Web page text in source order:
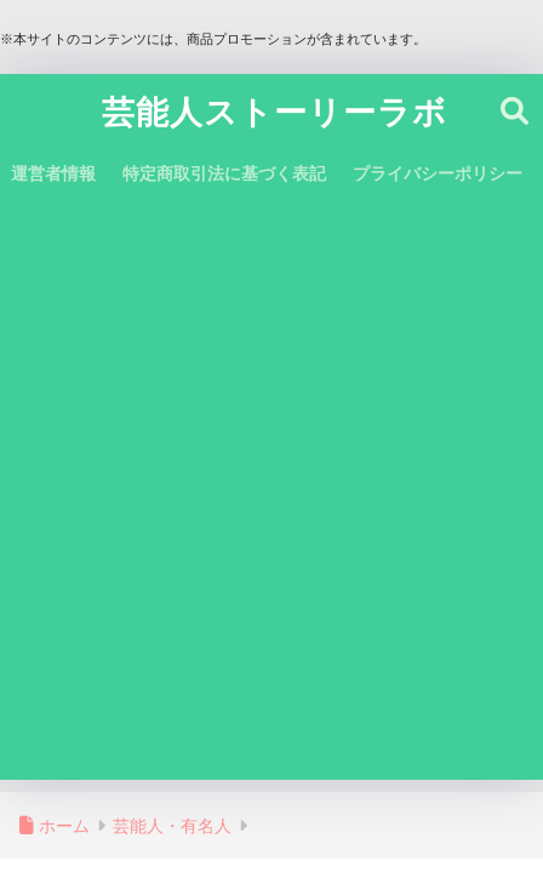
※本サイトのコンテンツには、商品プロモーションが含まれています。
芸能人ストーリーラボ
運営者情報 特定商取引法に基づく表記 プライバシーポリシー
ホーム 芸能人・有名人